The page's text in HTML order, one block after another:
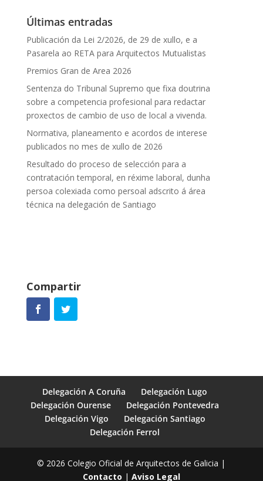
Últimas entradas
Publicación da Lei 2/2026, de 29 de xullo, e a
Pasarela ao RETA para Arquitectos Mutualistas
Premios Gran de Area 2026
Sentenza do Tribunal Supremo que fixa doutrina
sobre a competencia profesional para redactar
proxectos de cambio de uso de local a vivenda.
Normativa, planeamento e acordos de interese
publicados no mes de xullo de 2026
Resultado do proceso de selección para a
contratación temporal, en réxime laboral, dunha
persoa colexiada como persoal adscrito á área
técnica na delegación de Santiago
Compartir
Delegación A Coruña
Delegación Lugo
Delegación Ourense
Delegación Pontevedra
Delegación Vigo
Delegación Santiago
Delegación Ferrol
© 2026 Colegio Oficial de Arquitectos de Galicia |
Contacto | Aviso Legal